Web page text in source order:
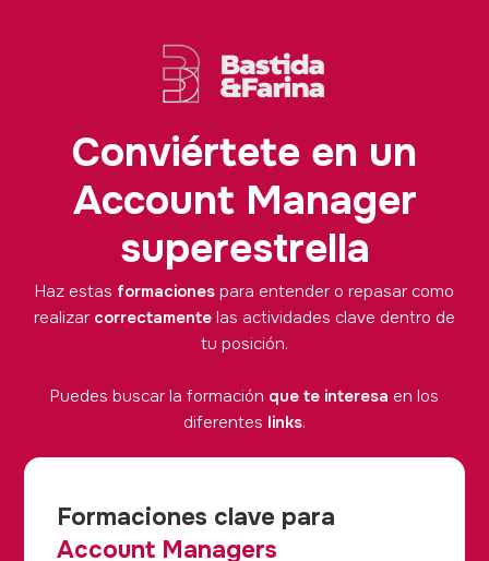
Conviértete en un
Account Manager
superestrella
Haz estas formaciones para entender o repasar como
realizar correctamente las actividades clave dentro de
tu posición.
Puedes buscar la formación que te interesa en los
diferentes links.
Formaciones clave para
Account Managers